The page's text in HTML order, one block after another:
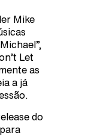
Mike
Let
as
a já
do